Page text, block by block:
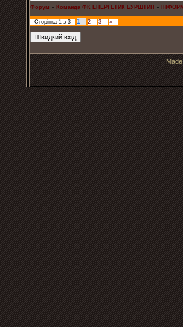
Форум » Команда ФК ЕНЕРГЕТИК БУРШТИН »
Сторінка 1 з 3 1 2 3 »